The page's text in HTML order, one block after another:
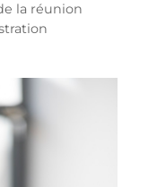
la réunion